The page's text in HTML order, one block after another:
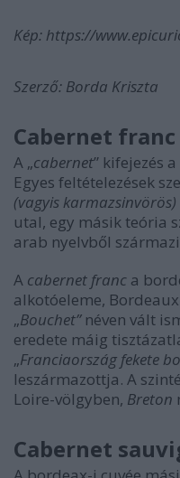
Kép: https://
Szerző: Borda Kriszta
Cabernet franc
A „cabernet” kifejezés a
Egyes feltételezések
(vagyis karmazsinvörös)
utal, egy másik teória
arab nyelvből
A cabernet franc a
alkotóeleme,
„Bouchet”néven vált
eredete máig
„Franciaország fekete
leszármazottja. A
Loire-völgyben, Breton
Cabernet